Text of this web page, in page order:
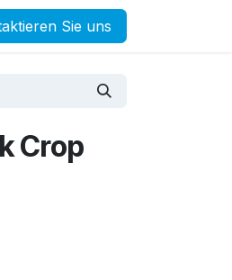
Sie uns
Crop